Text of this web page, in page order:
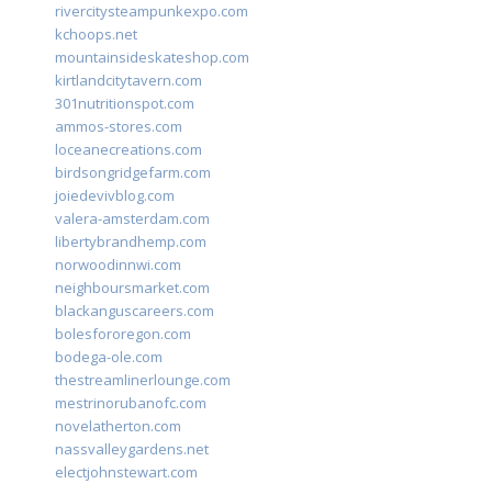
rivercitysteampunkexpo.com
kchoops.net
mountainsideskateshop.com
kirtlandcitytavern.com
301nutritionspot.com
ammos-stores.com
loceanecreations.com
birdsongridgefarm.com
joiedevivblog.com
valera-amsterdam.com
libertybrandhemp.com
norwoodinnwi.com
neighboursmarket.com
blackanguscareers.com
bolesfororegon.com
bodega-ole.com
thestreamlinerlounge.com
mestrinorubanofc.com
novelatherton.com
nassvalleygardens.net
electjohnstewart.com